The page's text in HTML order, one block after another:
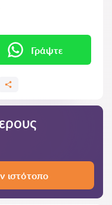
Γράψτε
ιστότοπο